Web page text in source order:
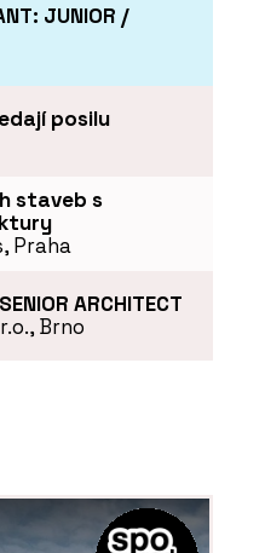
JUNIOR /
posilu
staveb s
Praha
ARCHITECT
Brno